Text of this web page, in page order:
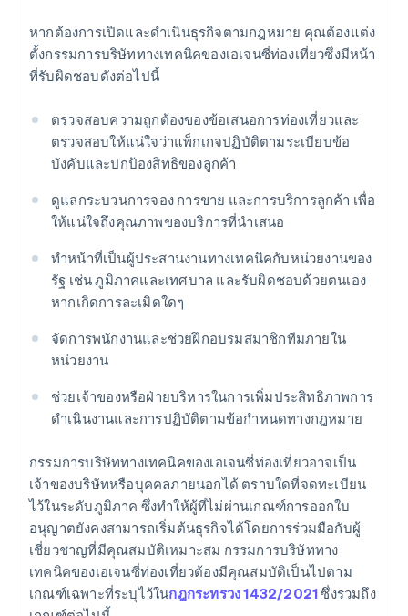
หากต้องการเปิดและดำเนินธุรกิจตามกฎหมาย คุณต้องแต่ง
ตั้งกรรมการบริษัททางเทคนิคของเอเจนซี่ท่องเที่ยวซึ่งมีหน้า
ที่รับผิดชอบดังต่อไปนี้
ตรวจสอบความถูกต้องของข้อเสนอการท่องเที่ยวและ
ตรวจสอบให้แน่ใจว่าแพ็กเกจปฏิบัติตามระเบียบข้อ
บังคับและปกป้องสิทธิของลูกค้า
ดูแลกระบวนการจอง การขาย และการบริการลูกค้า เพื่อ
ให้แน่ใจถึงคุณภาพของบริการที่นำเสนอ
ทำหน้าที่เป็นผู้ประสานงานทางเทคนิคกับหน่วยงานของ
รัฐ เช่น ภูมิภาคและเทศบาล และรับผิดชอบด้วยตนเอง
หากเกิดการละเมิดใดๆ
จัดการพนักงานและช่วยฝึกอบรมสมาชิกทีมภายใน
หน่วยงาน
ช่วยเจ้าของหรือฝ่ายบริหารในการเพิ่มประสิทธิภาพการ
ดำเนินงานและการปฏิบัติตามข้อกำหนดทางกฎหมาย
กรรมการบริษัททางเทคนิคของเอเจนซี่ท่องเที่ยวอาจเป็น
เจ้าของบริษัทหรือบุคคลภายนอกได้ ตราบใดที่จดทะเบียน
ไว้ในระดับภูมิภาค ซึ่งทำให้ผู้ที่ไม่ผ่านเกณฑ์การออกใบ
อนุญาตยังคงสามารถเริ่มต้นธุรกิจได้โดยการร่วมมือกับผู้
เชี่ยวชาญที่มีคุณสมบัติเหมาะสม กรรมการบริษัททาง
เทคนิคของเอเจนซี่ท่องเที่ยวต้องมีคุณสมบัติเป็นไปตาม
เกณฑ์เฉพาะที่ระบุไว้ในกฎกระทรวง 1432/2021ซึ่งรวมถึง